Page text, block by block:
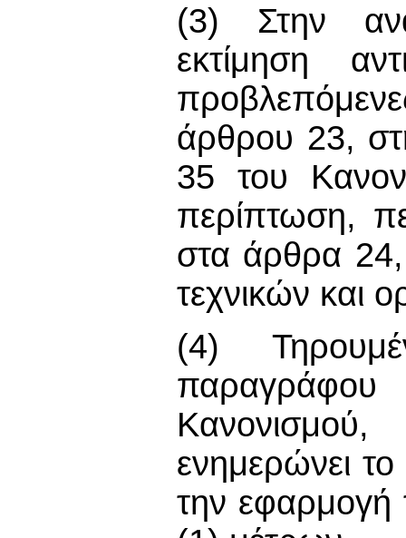
(3) Στην
εκτίμηση
άρθρου 23,
35 του
περίπτωση,
στα άρθρα
τεχνικών και
(4)
ενημερώνει
την εφαρμογή